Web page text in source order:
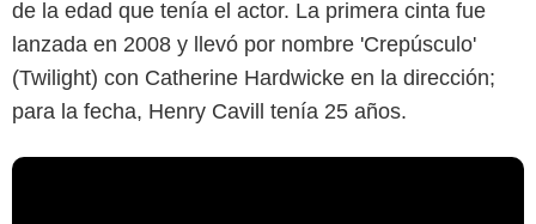
de la edad que tenía el actor. La primera cinta fue
lanzada en 2008 y llevó por nombre 'Crepúsculo'
(Twilight) con Catherine Hardwicke en la dirección;
para la fecha, Henry Cavill tenía 25 años.